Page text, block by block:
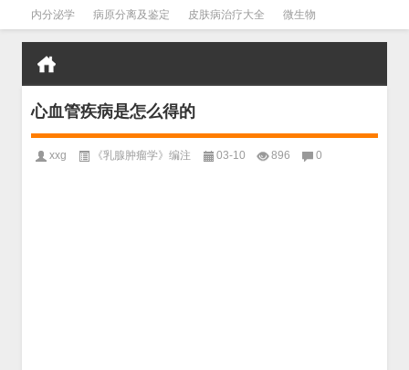
内分泌学 病原分离及鉴定 皮肤病治疗大全 微生物
皮肤病学 男科学 血液病学 心血管 口腔医学 禁戒毒品
心血管疾病是怎么得的
xxg 《乳腺肿瘤学》编注 03-10 896 0